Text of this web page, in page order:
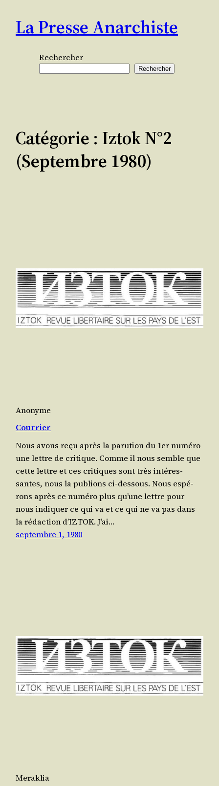
contenu
La Presse Anarchiste
Rechercher
Rechercher
Catégorie : Iztok N°2
(septembre 1980)
Anonyme
Courrier
Nous avons reçu après la paru­tion du 1er numé­ro
une lettre de cri­tique. Comme il nous semble que
cette lettre et ces cri­tiques sont très inté­res­
santes, nous la publions ci-des­sous. Nous espé­
rons après ce numé­ro plus qu’une lettre pour
nous indi­quer ce qui va et ce qui ne va pas dans
la rédac­tion d’IZTOK. J’ai…
septembre 1, 1980
Meraklia